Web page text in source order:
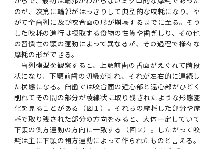
東京医科歯科大学の歴史
医歯大ひろば
第2回『教育 講義・実習の軌跡』
第3回『知と癒しの匠の創造者たち』
（第２期中期目標期間中）年度計画・年度評価
等について
（第３期中期目標期間中）年度計画・年度評価
等について
ついて
関連リンク先
「複合領域コース｣｢編入学｣及び｢複数学士号｣
に関する協定書
「複合領域コース」の履修者に係る「編入学」
及び「複数学士号」に関する実施細目
土地・建物及び所在地／関係施設位置図
東京医科歯科大学規則集
その他の情報公開
研究不正の防止
会計監査人候補者の決定について
東京医科歯科大学ダイバーシティ＆インクルー
ジョン推進宣言等トップ
東京医科歯科大学ダイバーシティ＆インクルー
ジョン推進宣言／基本方針／アクション・プラ
ン
女性活躍推進法による一般事業主行動計画
次世代育成支援対策推進法による一般事業主行
動計画
ダイバーシティ・インクルージョン室
わくわく保育園（学内保育施設）
障がいのある学生のサポートについて
公益通報について
研究情報サイト
研究テーマ検索システム
アパート等の紹介
学生保険制度について
卒業後の進路データ
サークル紹介
大学祭
地域特別枠推薦選抜説明会
入試説明会
キャンパス見学 ※現在は受け付けておりませ
ん
ILA国府台 公開講座等のお知らせ
奨学金について
入学料・授業料の免除・徴収猶予について
研究テーマ検索システム
お問い合わせ
世代フロントランナー育成プログラム（医歯学
系）「Science Tokyo SPRING (医歯学系)」
（旧TMDU卓越大学院生制度）対象学生（秋入
学対象）の募集について
Call for Applications to Science Tokyo
SPRING（MD）Program for the 2024
Academic Year by Eligible Students
(*Autumn admission)
令和６年度（２０２４年度）総合知と癒しの次
「修学支援に対する相談窓口」を設置しまし
た。
高等教育の修学支援制度
財団法人・地方公共団体等奨学金
2025年度国立大学臨床検査学系博士後期課程
優秀賞募集について
学生相談窓口
ピアサポーター
証明書関係
証明書関係トップ
教養部在学生
障がいのある学生サポート
障がいのある学生サポートトップ
文部科学省からのお知らせ
在学生向けトップ
学校推薦・求人情報について
学内就職支援イベント
学外就職支援イベント
インターンシップ
新型コロナウイルス感染症に伴うお知らせ
卒業後の進路及び卒業者数
保健管理センター
学生・女性支援センター
わくわく保育園
フィットネスルーム・売店
国立美術館キャンパスメンバーズ
情報システム
台風等の自然災害や交通機関運休による休講措
置（湯島地区）Class Cancellation Measures
due to Natural Disasters, such as
Typhoons, and Transportation
Cancellation (for the Yushima area)
新入学の大学院生へ To New Graduate
Students
概要
分野構成
医歯学総合研究科博士課程医歯学系専攻履修要
項（シラバス）
ー・プログラム：JDP）
博士課程 生命理工医療科学専攻
博士課程 生命理工医療科学専攻トップ
概要
分野構成
医歯学総合研究科博士課程生命理工学系専攻履
履修要項（大学院シラバス）
年報
年報トップ
2024年（25.7MB）
統合教育機構学務企画課
セミナー・特別講義
看護先進科学専攻
５大学災害看護コンソーシアム履修の手引き
統合教育機構学務企画課
設置計画履行状況報告書
年報
年報トップ
大学病院
大学病院トップ
医科（医系診療部門）
歯科（歯系診療部門）
スポーツサイエンス機構
M&Dデータ科学センター
統合教育機構
統合教育機構トップ
統合研究機構・統合イノベーション機構
研究に必要な講習会等
ES細胞/iPS細胞を使用する実験(学内専用)
各種委員会関係(学内専用)
特定認定再生医療等委員会
高等研究院
利益相反
臨床研究法における臨床研究の利益相反管理に
ついて
特定認定再生医療等委員会
ヒトES細胞倫理審査委員会
のが、次第に輪郭がはっきりして典型的な咬耗になり、や
がて全歯列に及び咬合面の形が崩壊するまでに至る。そう
した咬耗の進行は摂取する食物の性質や歯ぎしり、その他
の習慣性の顎の運動によって異なるが、その過程で様々な
摩耗の形ができる。
歯列模型を観察すると、上顎前歯の舌面がえぐれて階段
状になり、下顎前歯の切縁が削れ、それが左右的に連続し
た状態になる。臼歯では咬合面の近心部と遠心部がひどく
削れてその間の部分が稜線状に取り残されたような形態変
化を見ることがある（図１）。それらの摩耗した部分や摩
耗で取り残された部分の方向をみると、大体一定していて
下顎の側方運動の方向に一致する（図２）。したがって咬
耗は主に下顎の側方運動によって作られたものと言える。